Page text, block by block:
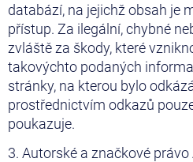
databází, na jejichž obsah je
přístup. Za ilegální, chybné
zvláště za škody, které
takovýchto podaných
stránky, na kterou bylo
prostřednictvím odkazů
poukazuje.
3. Autorské a značkové